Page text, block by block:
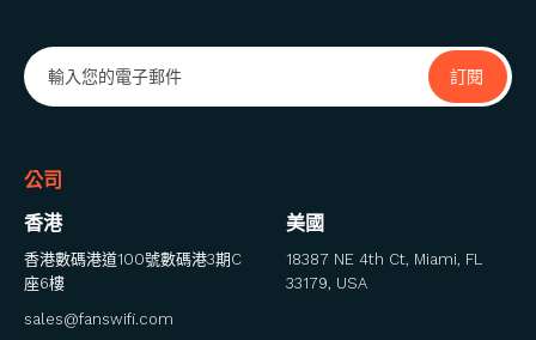
公司
香港
香港數碼港道100號數碼港3期C
座6樓
sales@fanswifi.com
美國
18387 NE 4th Ct, Miami, FL
33179, USA